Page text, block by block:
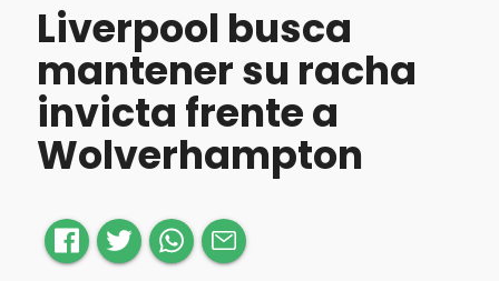
Liverpool busca
mantener su racha
invicta frente a
Wolverhampton